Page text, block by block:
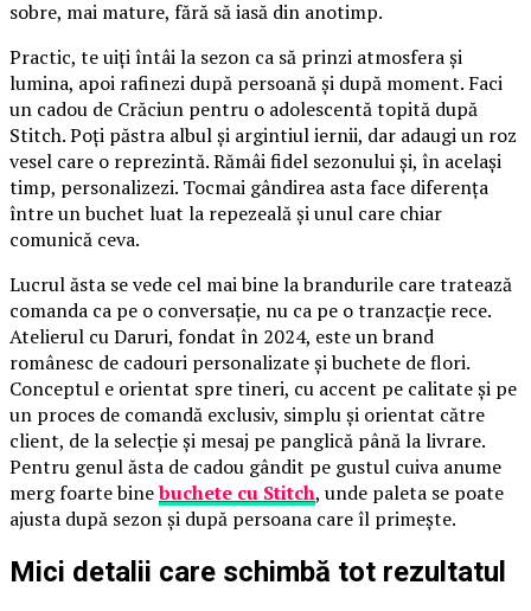
sobre, mai mature, fără să iasă din anotimp.
Practic, te uiți întâi la sezon ca să prinzi atmosfera și
lumina, apoi rafinezi după persoană și după moment. Faci
un cadou de Crăciun pentru o adolescentă topită după
Stitch. Poți păstra albul și argintiul iernii, dar adaugi un roz
vesel care o reprezintă. Rămâi fidel sezonului și, în același
timp, personalizezi. Tocmai gândirea asta face diferența
între un buchet luat la repezeală și unul care chiar
comunică ceva.
Lucrul ăsta se vede cel mai bine la brandurile care tratează
comanda ca pe o conversație, nu ca pe o tranzacție rece.
Atelierul cu Daruri, fondat în 2024, este un brand
românesc de cadouri personalizate și buchete de flori.
Conceptul e orientat spre tineri, cu accent pe calitate și pe
un proces de comandă exclusiv, simplu și orientat către
client, de la selecție și mesaj pe panglică până la livrare.
Pentru genul ăsta de cadou gândit pe gustul cuiva anume
merg foarte binebuchete cu Stitch, unde paleta se poate
ajusta după sezon și după persoana care îl primește.
Mici detalii care schimbă tot rezultatul